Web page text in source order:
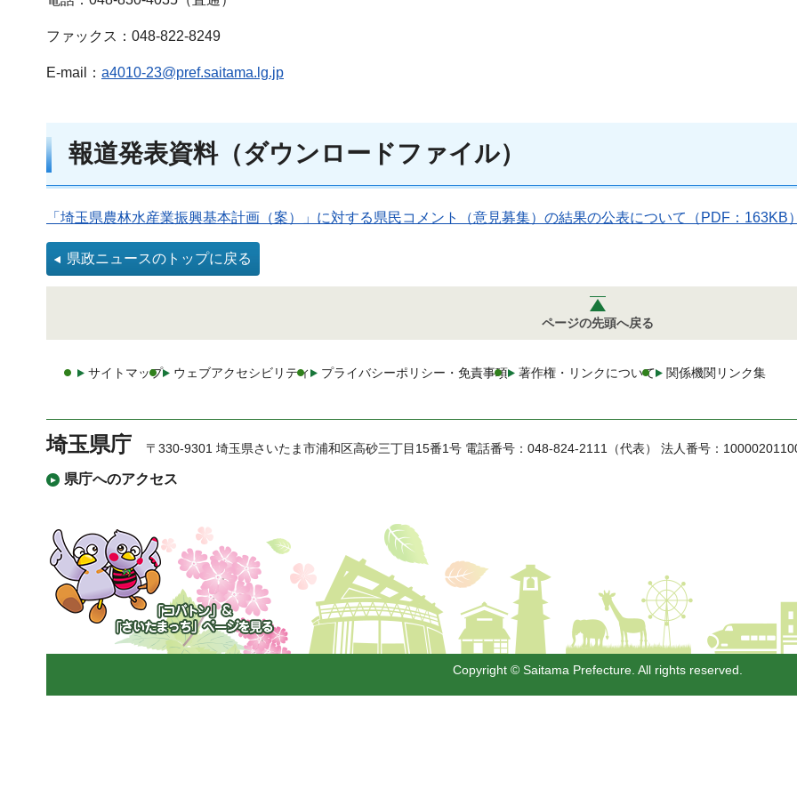
ファックス：048-822-8249
E-mail： a4010-23@pref.saitama.lg.jp
報道発表資料（ダウンロードファイル）
「埼玉県農林水産業振興基本計画（案）」に対する県民コメント（意見募集）の結果の公表について（PDF：163KB
県政ニュースのトップに戻る
ページの先頭へ戻る
サイトマップ ウェブアクセシビリティ プライバシーポリシー・免責事項 著作権・リンクについて 関係機関リンク集
埼玉県庁
県庁へのアクセス
〒330-9301 埼玉県さいたま市浦和区高砂三丁目15番1号 電話番号：048-824-2111（代表） 法人番号：
「コバトン」&「さいた
まっち」
Copyright © Saitama Prefecture. All rights reserved.